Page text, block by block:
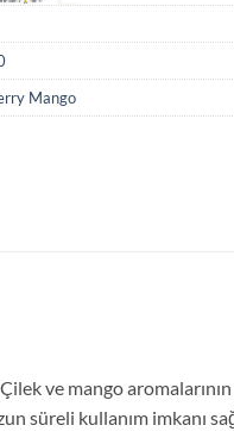
Mango
ve mango
süreli kullanım imkanı